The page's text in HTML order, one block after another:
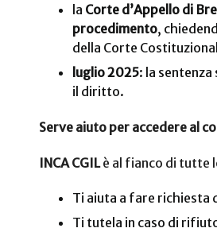
la Corte d’Appello di
procedimento,
della Corte
luglio 2025: la
il diritto.
Serve aiuto per accedere al
INCA CGILè al fianco di tutte
Ti aiuta a fare richiesta
Ti tutela in caso di